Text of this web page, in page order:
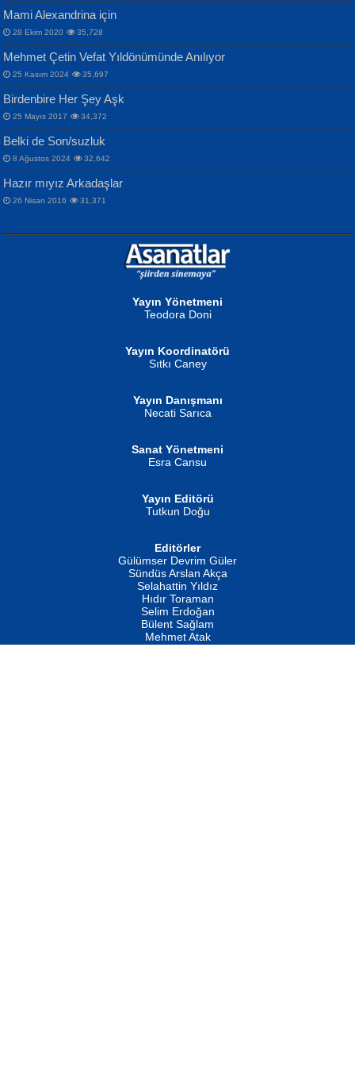
MAHMUT GÜRBÜZ
İbrahim Olmak ve Bitirebilmek...
NURAN KÖSE BAYDAR
İSMAİL OKUTAN
Erkeklerin Kahrolması Ne Demektir
Songül Özel
Mahzen...
Ben Deniz Değilim ki...
Evvel Zaman Tanrıçası...
NAZIM HİKMET RAN
Bir Cezaevinde, Tecritteki Adamın
Mektupları...
Mami Alexandrina için
28 Ekim 2020 35,728
Mehmet Çetin Vefat Yıldönümünde Anılıyor
25 Kasım 2024 35,697
Birdenbire Her Şey Aşk
25 Mayıs 2017 34,372
Belki de Son/suzluk
8 Ağustos 2024 32,642
Hazır mıyız Arkadaşlar
26 Nisan 2016 31,371
Yayın Yönetmeni
Teodora Doni
Yayın Koordinatörü
Sıtkı Caney
Yayın Danışmanı
Necati Sarıca
Sanat Yönetmeni
Esra Cansu
Yayın Editörü
Tutkun Doğu
Editörler
Gülümser Devrim Güler
Sündüs Arslan Akça
Selahattin Yıldız
Hıdır Toraman
Selim Erdoğan
Bülent Sağlam
Mehmet Atak